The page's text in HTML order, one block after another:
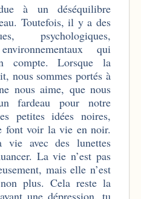
à un déséquilibre
Toutefois, il y a des
psychologiques,
qui
compte. Lorsque la
nous sommes portés à
nous aime, que nous
fardeau pour notre
petites idées noires,
font voir la vie en noir.
vie avec des lunettes
La vie n’est pas
mais elle n’est
plus. Cela reste la
une dépression, tu